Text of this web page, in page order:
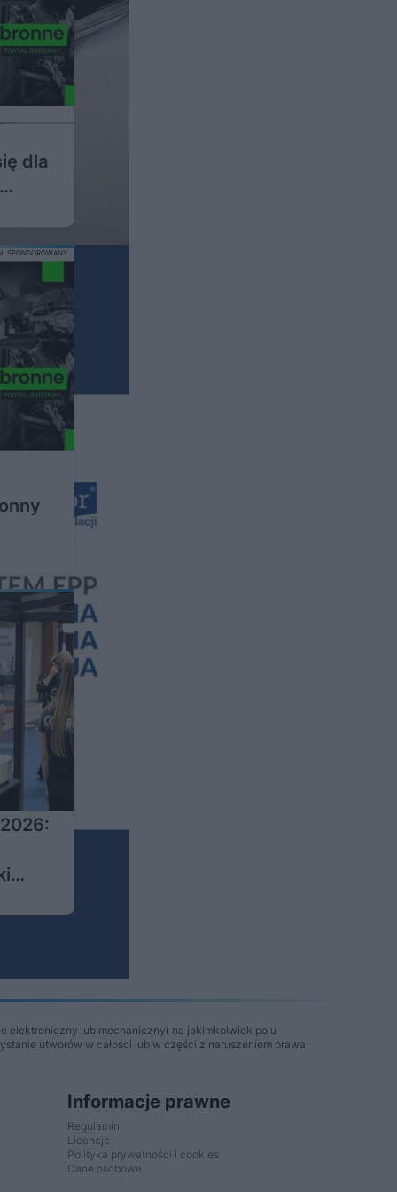
dla
SPONSOROWANY
elektroniczny lub mechaniczny) na jakimkolwiek polu
utworów w całości lub w części z naruszeniem prawa,
Informacje prawne
Regulamin
Licencje
Polityka prywatności i cookies
Dane osobowe